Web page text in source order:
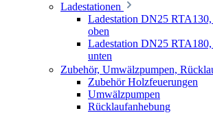
Ladestationen
Ladestation DN25 RTA130,
oben
Ladestation DN25 RTA180,
unten
Zubehör, Umwälzpumpen,
Zubehör Holzfeuerungen
Umwälzpumpen
Rücklaufanhebung